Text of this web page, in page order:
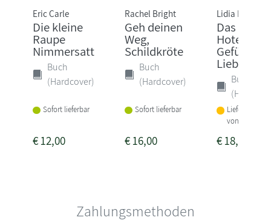
Eric Carle
Die kleine
Raupe
Nimmersatt
Buch
(Hardcover)
Sofort lieferbar
€12,00
Rachel Bright
Geh deinen
Weg,
Schildkröte
Buch
(Hardcover)
Sofort lieferbar
€16,00
Lidia
Das Grand
Hotel der
Gefühle.
Liebe,
Buch
Lieferbar
von 3-4
€18,00
Zahlungsmethoden